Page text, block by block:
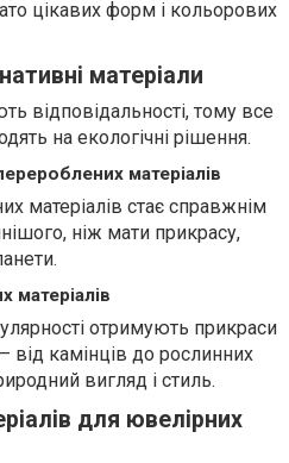
цікавих форм і кольорових
матеріали
відповідальності, тому все
на екологічні рішення.
матеріалів
матеріалів стає справжнім
ніж мати прикрасу,
матеріалів
отримують прикраси
від камінців до рослинних
вигляд і стиль.
для ювелірних